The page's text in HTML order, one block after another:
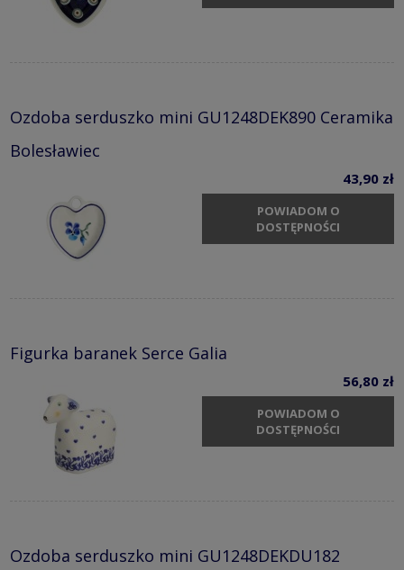
Ozdoba serduszko mini GU1248DEK890 Ceramika
Bolesławiec
43,90 zł
POWIADOM O
DOSTĘPNOŚCI
Figurka baranek Serce Galia
56,80 zł
POWIADOM O
DOSTĘPNOŚCI
Ozdoba serduszko mini GU1248DEKDU182